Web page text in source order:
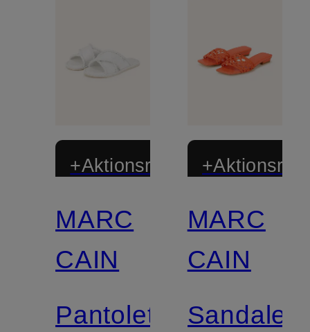
+Aktionsrabatt
MARC
CAIN
Pantoletten
MARC
CAIN
Sandale